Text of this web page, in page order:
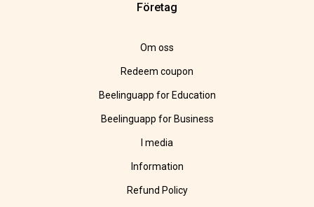
Företag
Om oss
Redeem coupon
Beelinguapp for Education
Beelinguapp for Business
I media
Information
Refund Policy